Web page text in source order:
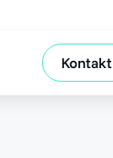
Kontakt